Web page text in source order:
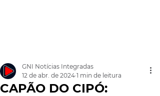
CAPÃO DO CIPÓ:
GNI Notícias Integradas
12 de abr. de 2024 1 min de leitura